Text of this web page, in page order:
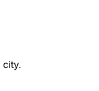
city.